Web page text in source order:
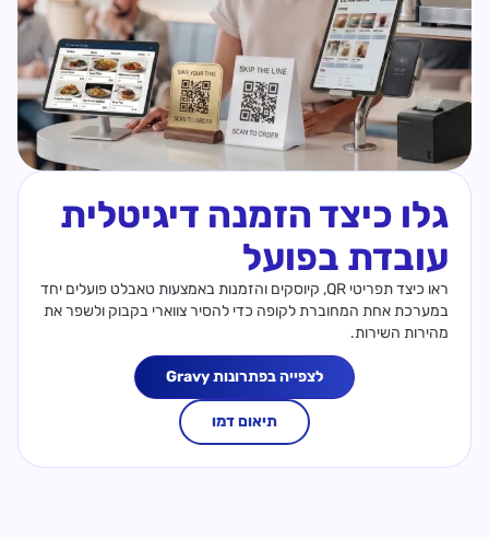
גלו כיצד הזמנה דיגיטלית
עובדת בפועל
ראו כיצד תפריטי QR, קיוסקים והזמנות באמצעות טאבלט פועלים יחד
במערכת אחת המחוברת לקופה כדי להסיר צווארי בקבוק ולשפר את
מהירות השירות.
לצפייה בפתרונות Gravy
תיאום דמו